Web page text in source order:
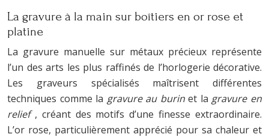
La gravure à la main sur boîtiers en or rose et
platine
La gravure manuelle sur métaux précieux représente
l’un des arts les plus raffinés de l’horlogerie décorative.
Les graveurs spécialisés maîtrisent différentes
techniques comme la gravure au burinet la gravure en
relief , créant des motifs d’une finesse extraordinaire.
L’or rose, particulièrement apprécié pour sa chaleur et